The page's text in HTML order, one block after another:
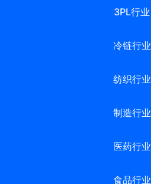
3PL行业
冷链行业
纺织行业
制造行业
医药行业
食品行业